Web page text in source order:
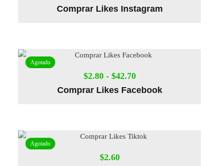
Comprar Likes Instagram
Agotado
$2.80 - $42.70
Comprar Likes Facebook
Agotado
$2.60